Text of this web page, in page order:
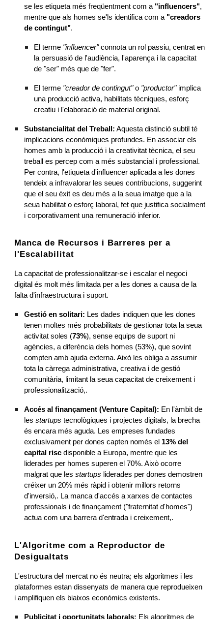
se les etiqueta més freqüentment com a "influencers",
mentre que als homes se'ls identifica com a "creadors
de contingut".
El terme "influencer"connota un rol passiu, centrat en
la persuasió de l'audiència, l'aparença i la capacitat
de "ser" més que de "fer".
El terme "creador de contingut"o "productor"implica
una producció activa, habilitats tècniques, esforç
creatiu i l'elaboració de material original.
Substancialitat del Treball: Aquesta distinció subtil té
implicacions econòmiques profundes. En associar els
homes amb la producció i la creativitat tècnica, el seu
treball es percep com a més substancial i professional.
Per contra, l'etiqueta d'influencer aplicada a les dones
tendeix a infravalorar les seues contribucions, suggerint
que el seu èxit es deu més a la seua imatge que a la
seua habilitat o esforç laboral, fet que justifica socialment
i corporativament una remuneració inferior.
Manca de Recursos i Barreres per a
l'Escalabilitat
La capacitat de professionalitzar-se i escalar el negoci
digital és molt més limitada per a les dones a causa de la
falta d'infraestructura i suport.
Gestió en solitari: Les dades indiquen que les dones
tenen moltes més probabilitats de gestionar tota la seua
activitat soles (73%), sense equips de suport ni
agències, a diferència dels homes (53%), que sovint
compten amb ajuda externa. Això les obliga a assumir
tota la càrrega administrativa, creativa i de gestió
comunitària, limitant la seua capacitat de creixement i
professionalització,.
Accés al finançament (Venture Capital): En l'àmbit de
lesstartups tecnològiques i projectes digitals, la brecha
és encara més aguda. Les empreses fundades
exclusivament per dones capten només el 13% del
capital risc disponible a Europa, mentre que les
liderades per homes superen el 70%. Això ocorre
malgrat que lesstartups liderades per dones demostren
créixer un 20% més ràpid i obtenir millors retorns
d'inversió,. La manca d'accés a xarxes de contactes
professionals i de finançament ("fraternitat d'homes")
actua com una barrera d'entrada i creixement,.
L'Algoritme com a Reproductor de
Desigualtats
L'estructura del mercat no és neutra; els algoritmes i les
plataformes estan dissenyats de manera que reprodueixen
i amplifiquen els biaixos econòmics existents.
Publicitat i oportunitats laborals: Els algoritmes de